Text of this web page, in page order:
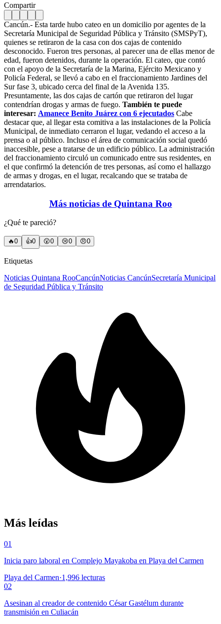
Compartir
Cancún.- Esta tarde hubo cateo en un domicilio por agentes de la
Secretaría Municipal de Seguridad Pública y Tránsito (SMSPyT),
quienes se retiraron de la casa con dos cajas de contenido
desconocido. Fueron tres personas, al parecer una de ellas menor de
edad, fueron detenidos, durante la operación. El cateo, que contó
con el apoyo de la Secretaría de la Marina, Ejército Mexicano y
Policía Federal, se llevó a cabo en el fraccionamiento Jardines del
Sur fase 3, ubicado cerca del final de la Avenida 135.
Presuntamente, las dos cajas de cartón que retiraron del lugar
contendrían drogas y armas de fuego. También te puede
interesar: Amanece Benito Juárez con 6 ejecutados Cabe
destacar que, al llegar esta comitiva a las instalaciones de la Policía
Municipal, de inmediato cerraron el lugar, vedando el acceso a la
prensa o al público. Incluso el área de comunicación social quedó
inaccesible, pese a tratarse de un edificio público. La administración
del fraccionamiento circuló un comunicado entre sus residentes, en
el que confirmó la detención de tres personas, así como el hallazgo
de armas y drogas, en el lugar, recalcando que se trataba de
arrendatarios.
Más noticias de Quintana Roo
¿Qué te pareció?
🔥0 👍0 😲0 😢0 😠0
Etiquetas
Noticias Quintana RooCancúnNoticias CancúnSecretaría Municipal
de Seguridad Pública y Tránsito
Más leídas
01
Inicia paro laboral en Complejo Mayakoba en Playa del Carmen
Playa del Carmen·1,996 lecturas
02
Asesinan al creador de contenido César Gastélum durante
transmisión en Culiacán